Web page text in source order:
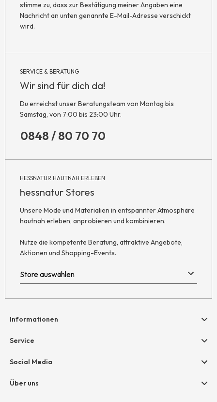
stimme zu, dass zur Bestätigung meiner Angaben eine
Nachricht an unten genannte E-Mail-Adresse verschickt
wird.
SERVICE & BERATUNG
Wir sind für dich da!
Du erreichst unser Beratungsteam von Montag bis
Samstag, von 7:00 bis 23:00 Uhr.
0848 / 80 70 70
HESSNATUR HAUTNAH ERLEBEN
hessnatur Stores
Unsere Mode und Materialien in entspannter Atmosphäre
hautnah erleben, anprobieren und kombinieren.
Nutze die kompetente Beratung, attraktive Angebote,
Aktionen und Shopping-Events.
Informationen
Hilfe & Kontakt
AGB
Widerruf
Service
Geschenkgutscheine
Größentabelle
Social Media
Über uns